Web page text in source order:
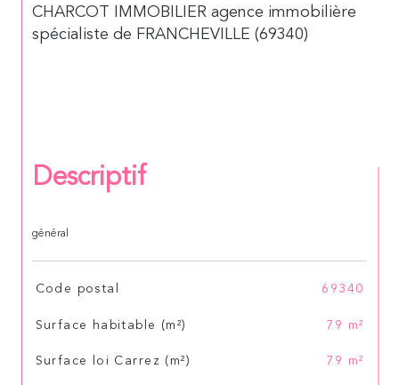
CHARCOT IMMOBILIER agence immobilière
spécialiste de FRANCHEVILLE (69340)
Descriptif
général
TRAD_SIROCCO_Caracteristique
Code postal 69340
Surface habitable (m²) 79 m²
Surface loi Carrez (m²) 79 m²